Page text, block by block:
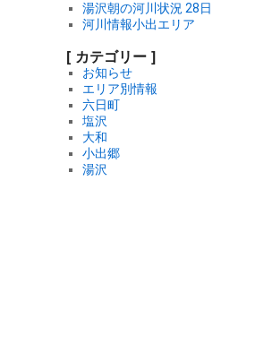
湯沢朝の河川状況 28日
河川情報小出エリア
[ カテゴリー ]
お知らせ
エリア別情報
六日町
塩沢
大和
小出郷
湯沢